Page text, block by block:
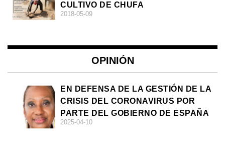
CULTIVO DE CHUFA
2018-05-09
OPINIÓN
EN DEFENSA DE LA GESTIÓN DE LA
CRISIS DEL CORONAVIRUS POR
PARTE DEL GOBIERNO DE ESPAÑA
2025-04-10